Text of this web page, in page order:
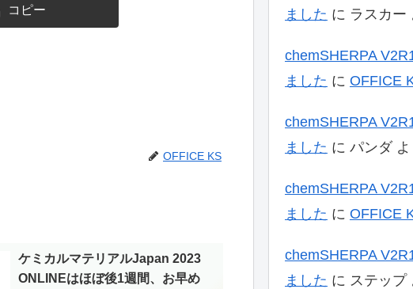
コピー
OFFICE KS
ケミカルマテリアルJapan 2023
ONLINEはほぼ後1週間、お早め
ました に ラスカー
chemSHERPA
ました に OFFICE
chemSHERPA
ました に パンダ よ
chemSHERPA
ました に OFFICE
chemSHERPA
ました に ステップ